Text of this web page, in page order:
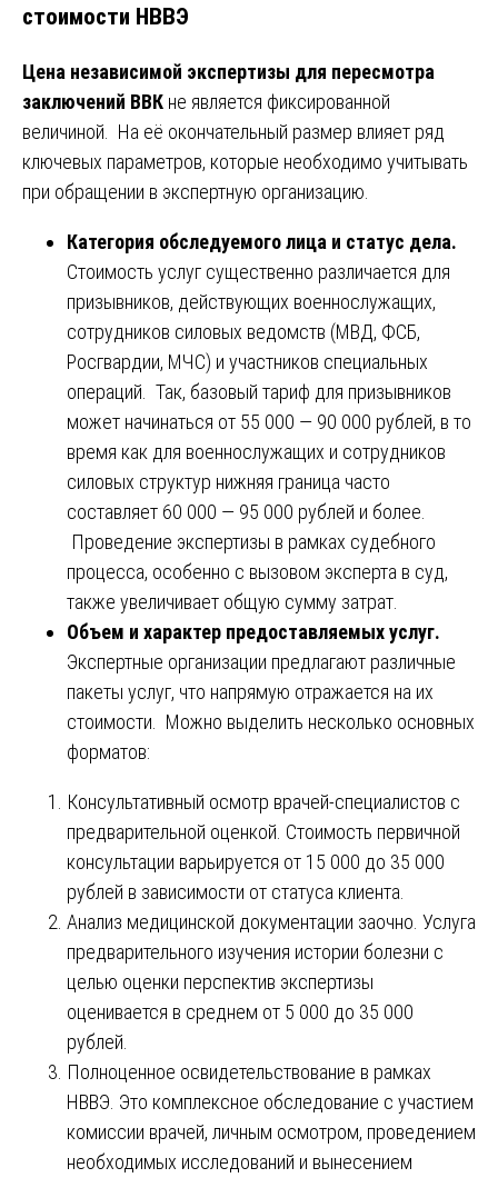
стоимости НВВЭ
Цена независимой экспертизы для пересмотра
заключений ВВК не является фиксированной
величиной. На её окончательный размер влияет ряд
ключевых параметров, которые необходимо учитывать
при обращении в экспертную организацию.
Категория обследуемого лица и статус дела.
Стоимость услуг существенно различается для
призывников, действующих военнослужащих,
сотрудников силовых ведомств (МВД, ФСБ,
Росгвардии, МЧС) и участников специальных
операций. Так, базовый тариф для призывников
может начинаться от 55 000 — 90 000 рублей, в то
время как для военнослужащих и сотрудников
силовых структур нижняя граница часто
составляет 60 000 — 95 000 рублей и более.
Проведение экспертизы в рамках судебного
процесса, особенно с вызовом эксперта в суд,
также увеличивает общую сумму затрат.
Объем и характер предоставляемых услуг.
Экспертные организации предлагают различные
пакеты услуг, что напрямую отражается на их
стоимости. Можно выделить несколько основных
форматов:
Консультативный осмотр врачей-специалистов с
предварительной оценкой. Стоимость первичной
консультации варьируется от 15 000 до 35 000
рублей в зависимости от статуса клиента.
Анализ медицинской документации заочно. Услуга
предварительного изучения истории болезни с
целью оценки перспектив экспертизы
оценивается в среднем от 5 000 до 35 000
рублей.
Полноценное освидетельствование в рамках
НВВЭ. Это комплексное обследование с участием
комиссии врачей, личным осмотром, проведением
необходимых исследований и вынесением